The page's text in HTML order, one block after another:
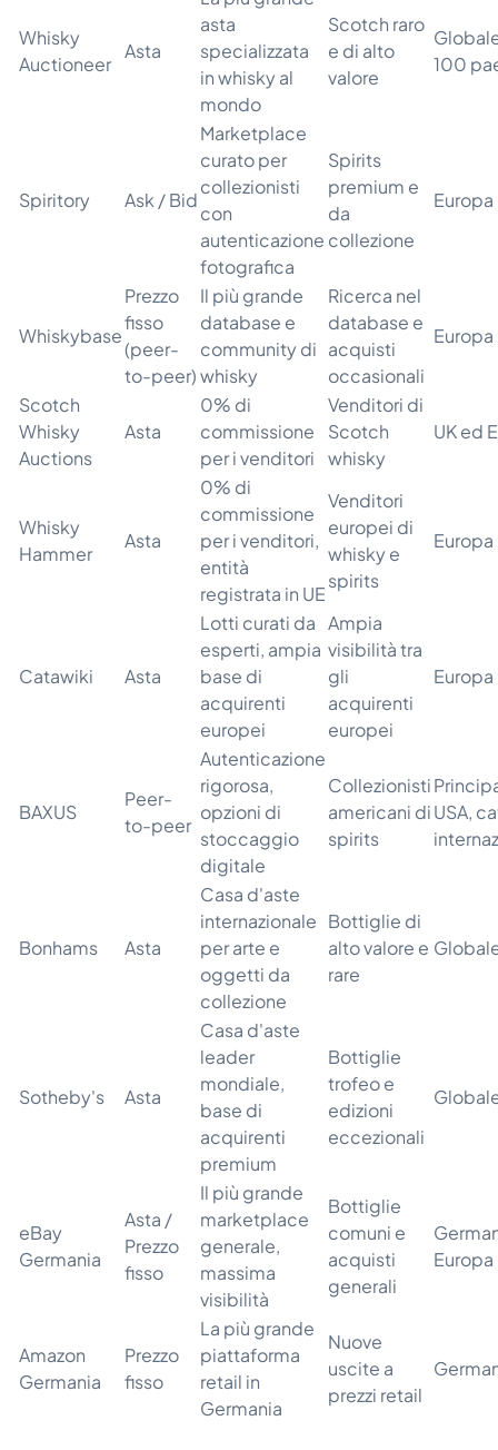
Whisky
Auctioneer
Asta
asta
specializzata
in whisky al
mondo
Scotch raro
e di alto
valore
100
Spiritory Ask / Bid
Marketplace
curato per
collezionisti
con
autenticazione
fotografica
Spirits
premium e
da
collezione
Europa
Whiskybase
Prezzo
fisso
(peer-
to-peer)
Il più grande
database e
community di
whisky
Ricerca nel
database e
acquisti
occasionali
Europa
Scotch
Whisky
Auctions
Asta
0% di
commissione
per i venditori
Venditori di
Scotch
whisky
UK ed
Whisky
Hammer
Asta
0% di
commissione
per i venditori,
entità
registrata in UE
Venditori
europei di
whisky e
spirits
Europa
Catawiki Asta
Lotti curati da
esperti, ampia
base di
acquirenti
europei
Ampia
visibilità tra
gli
acquirenti
europei
Europa
BAXUS
Peer-
to-peer
Autenticazione
rigorosa,
opzioni di
stoccaggio
digitale
Collezionisti
americani di
spirits
USA,
Bonhams Asta
Casa d'aste
internazionale
per arte e
oggetti da
collezione
Bottiglie di
alto valore e
rare
Sotheby's Asta
Casa d'aste
leader
mondiale,
base di
acquirenti
premium
Bottiglie
trofeo e
edizioni
eccezionali
eBay
Germania
Asta /
Prezzo
fisso
Il più grande
marketplace
generale,
massima
visibilità
Bottiglie
comuni e
acquisti
generali
Europa
Amazon
Germania
Prezzo
fisso
La più grande
piattaforma
retail in
Germania
Nuove
uscite a
prezzi retail